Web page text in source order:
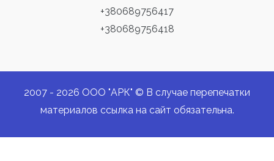
+380689756417
+380689756418
2007 - 2026 ООО "АРК" © В случае перепечатки
материалов ссылка на сайт обязательна.